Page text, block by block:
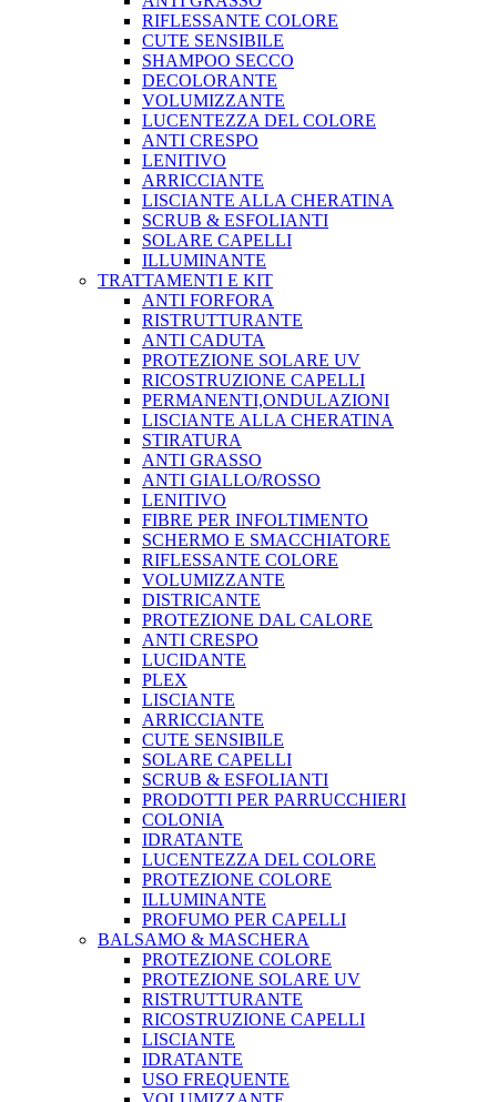
RIFLESSANTE COLORE
CUTE SENSIBILE
SHAMPOO SECCO
DECOLORANTE
VOLUMIZZANTE
LUCENTEZZA DEL COLORE
ANTI CRESPO
LENITIVO
ARRICCIANTE
LISCIANTE ALLA CHERATINA
SCRUB & ESFOLIANTI
SOLARE CAPELLI
ILLUMINANTE
TRATTAMENTI E KIT
ANTI FORFORA
RISTRUTTURANTE
ANTI CADUTA
PROTEZIONE SOLARE UV
RICOSTRUZIONE CAPELLI
PERMANENTI,ONDULAZIONI
LISCIANTE ALLA CHERATINA
STIRATURA
ANTI GRASSO
ANTI GIALLO/ROSSO
LENITIVO
FIBRE PER INFOLTIMENTO
SCHERMO E SMACCHIATORE
RIFLESSANTE COLORE
VOLUMIZZANTE
DISTRICANTE
PROTEZIONE DAL CALORE
ANTI CRESPO
LUCIDANTE
PLEX
LISCIANTE
ARRICCIANTE
CUTE SENSIBILE
SOLARE CAPELLI
SCRUB & ESFOLIANTI
PRODOTTI PER PARRUCCHIERI
COLONIA
IDRATANTE
LUCENTEZZA DEL COLORE
PROTEZIONE COLORE
ILLUMINANTE
PROFUMO PER CAPELLI
BALSAMO & MASCHERA
PROTEZIONE COLORE
PROTEZIONE SOLARE UV
RISTRUTTURANTE
RICOSTRUZIONE CAPELLI
LISCIANTE
IDRATANTE
USO FREQUENTE